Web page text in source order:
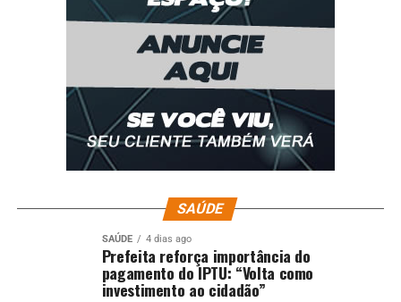
SAÚDE
SAÚDE 4 dias ago
Prefeita reforça importância do
pagamento do IPTU: “Volta como
investimento ao cidadão”